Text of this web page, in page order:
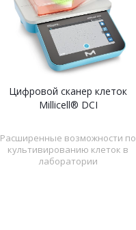
Цифровой сканер клеток
Millicell® DCI
Расширенные возможности по
культивированию клеток в
лаборатории